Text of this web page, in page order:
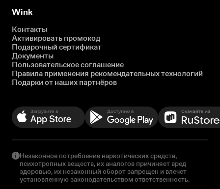
Wink
Контакты
Активировать промокод
Подарочный сертификат
Документы
Пользовательское соглашение
Правила применения рекомендательных технологий
Подарки от наших партнёров
Незаконное потребление наркотических средств,
психотропных веществ, их аналогов причиняет вред
здоровью, их незаконный оборот запрещен и влечет
установленную законодательством ответственность.